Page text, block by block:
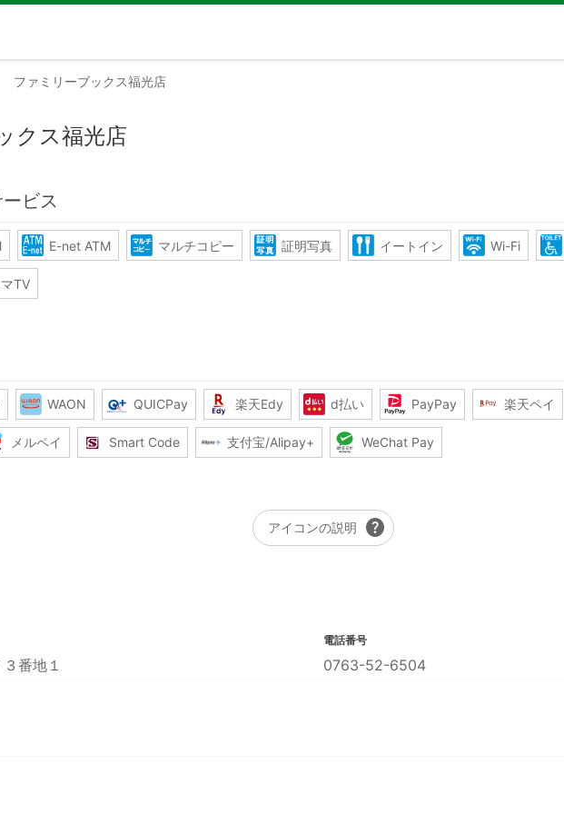
ファミリーブックス福光店
クス福光店
ビス
E-net ATM マルチコピー 証明写真 イートイン Wi-Fi
TV
WAON QUICPay 楽天Edy d払い PayPay 楽天ペイ
メルペイ Smart Code 支付宝/Alipay+ WeChat Pay
アイコンの説明 help
番地１
電話番号
0763-52-6504